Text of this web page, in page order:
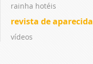
rainha hotéis
revista de aparecida
vídeos